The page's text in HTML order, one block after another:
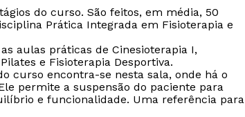
do curso. São feitos, em média, 50
Prática Integrada em Fisioterapia e
aulas práticas de Cinesioterapia I,
e Fisioterapia Desportiva.
curso encontra-se nesta sala, onde há o
permite a suspensão do paciente para
e funcionalidade. Uma referência para